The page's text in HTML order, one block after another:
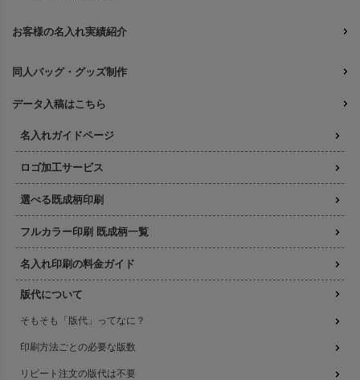
お客様の名入れ実績紹介
同人バッグ・グッズ制作
データ入稿はこちら
名入れガイドページ
ロゴ加工サービス
選べる既成柄印刷
フルカラー印刷 既成柄一覧
名入れ印刷の料金ガイド
版代について
そもそも「版代」ってなに？
印刷方法ごとの必要な版数
リピート注文の版代は不要